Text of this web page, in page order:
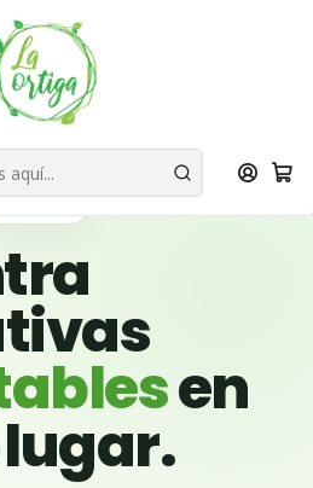
quieren un planeta más verde...
Misión
Familia
CHILE
en